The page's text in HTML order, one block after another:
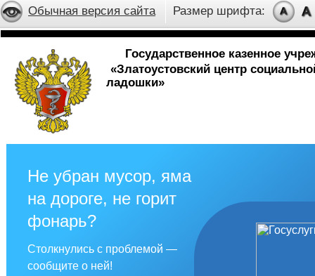
Обычная версия сайта Размер шрифта:
Государственное казенное
«Златоустовский центр
ладошки»